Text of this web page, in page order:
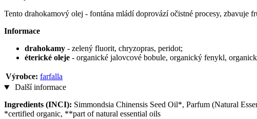
Tento drahokamový olej - fontána mládí doprovází očistné procesy,
Informace
drahokamy - zelený fluorit, chryzopras, peridot;
éterické oleje - organické jalovcové bobule, organický fenykl,
Výrobce: farfalla
Další informace
Ingredients (INCI): Simmondsia Chinensis Seed Oil*, Parfum (Natural
*certified organic, **part of natural essential oils